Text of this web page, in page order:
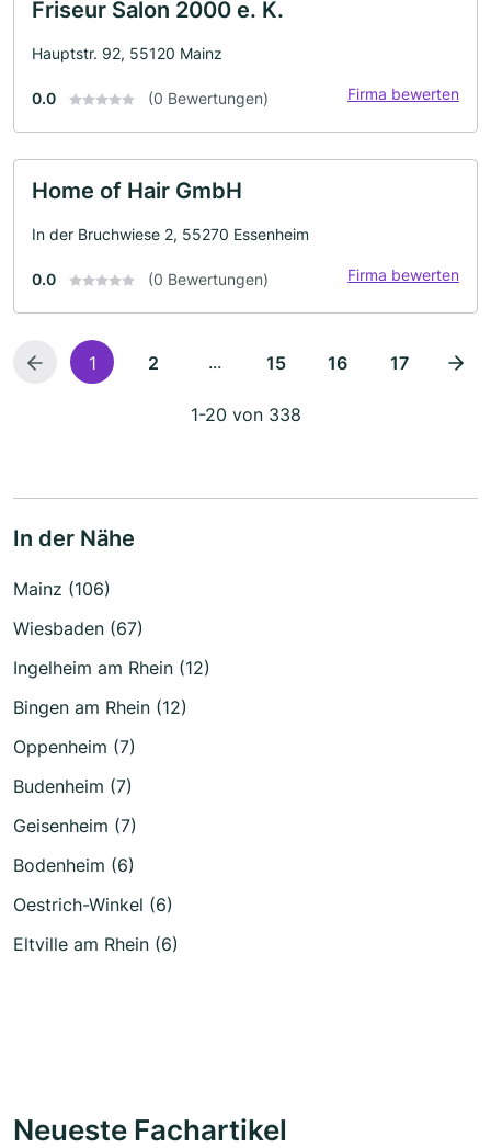
Friseur Salon 2000 e. K.
Hauptstr. 92, 55120 Mainz
0.0 (0 Bewertungen) Firma bewerten
Home of Hair GmbH
In der Bruchwiese 2, 55270 Essenheim
0.0 (0 Bewertungen) Firma bewerten
1 2 ... 15 16 17
1-20 von 338
In der Nähe
Mainz (106)
Wiesbaden (67)
Ingelheim am Rhein (12)
Bingen am Rhein (12)
Oppenheim (7)
Budenheim (7)
Geisenheim (7)
Bodenheim (6)
Oestrich-Winkel (6)
Eltville am Rhein (6)
Neueste Fachartikel